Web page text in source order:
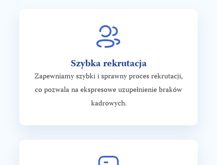
Szybka rekrutacja
Zapewniamy szybki i sprawny proces rekrutacji,
co pozwala na ekspresowe uzupełnienie braków
kadrowych.